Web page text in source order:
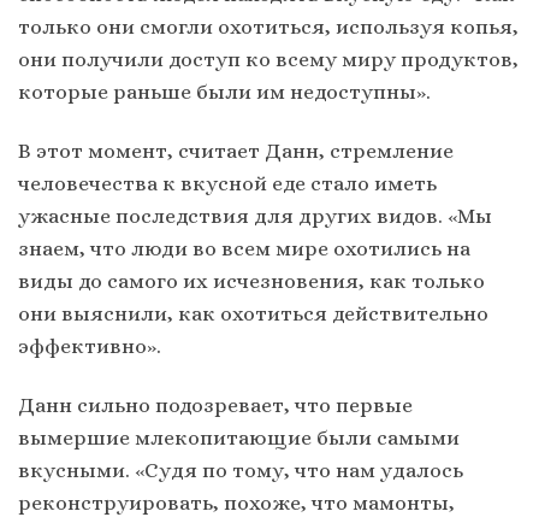
только они смогли охотиться, используя копья,
они получили доступ ко всему миру продуктов,
которые раньше были им недоступны».
В этот момент, считает Данн, стремление
человечества к вкусной еде стало иметь
ужасные последствия для других видов. «Мы
знаем, что люди во всем мире охотились на
виды до самого их исчезновения, как только
они выяснили, как охотиться действительно
эффективно».
Данн сильно подозревает, что первые
вымершие млекопитающие были самыми
вкусными. «Судя по тому, что нам удалось
реконструировать, похоже, что мамонты,